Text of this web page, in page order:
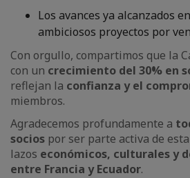
Los avances ya alcanzados en
ambiciosos proyectos por
Con orgullo, compartimos que la
con un crecimiento del 30% en
reflejan la confianza y el
miembros.
Agradecemos profundamente a
socios por ser parte activa de
lazos económicos, culturales y
entre Francia y Ecuador.